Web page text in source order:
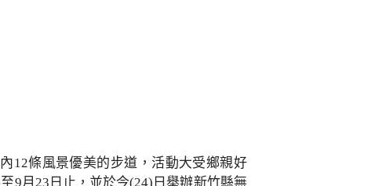
12條風景優美的步道，活動大受鄉親好
9月23日止，並於今(24)日舉辦新竹縣無